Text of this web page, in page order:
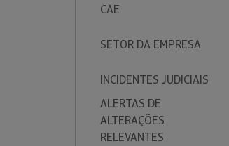
CAE
SETOR DA EMPRESA
INCIDENTES JUDICIAIS
ALERTAS DE
ALTERAÇÕES
RELEVANTES